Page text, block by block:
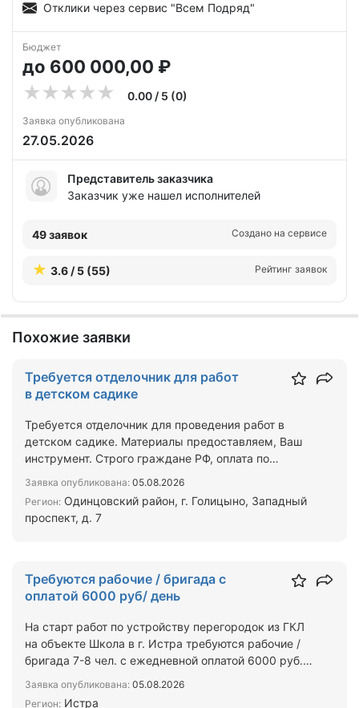
Отклики через сервис "Всем Подряд"
Бюджет
до 600 000,00 ₽
0.00 / 5 (0)
Заявка опубликована
27.05.2026
Представитель заказчика
Заказчик уже нашел исполнителей
49 заявок Создано на сервисе
3.6 / 5 (55) Рейтинг заявок
Похожие заявки
Требуется отделочник для работ
в детском садике
Требуется отделочник для проведения работ в
детском садике. Материалы предоставляем, Ваш
инструмент. Строго граждане РФ, оплата по
Заявка опубликована: 05.08.2026
Регион: Одинцовский район, г. Голицыно, Западный
проспект, д. 7
Требуются рабочие / бригада с
оплатой 6000 руб/ день
На старт работ по устройству перегородок из ГКЛ
на объекте Школа в г. Истра требуются рабочие /
бригада 7-8 чел. с ежедневной оплатой 6000 руб. в
Заявка опубликована: 05.08.2026
Регион: Истра